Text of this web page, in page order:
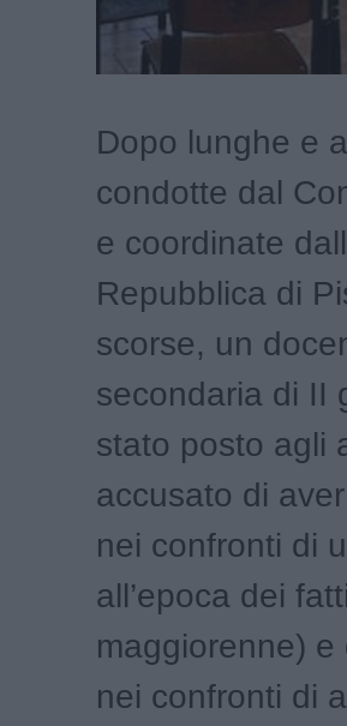
Dopo lunghe e
condotte dal
e coordinate
Repubblica di
scorse, un
secondaria di II
stato posto agli
accusato di
nei confronti di
all’epoca dei
maggiorenne)
nei confronti di